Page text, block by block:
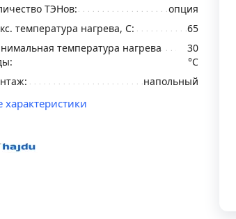
ТЭНов:
опция
температура нагрева, C:
65
температура нагрева
30
°C
напольный
характеристики